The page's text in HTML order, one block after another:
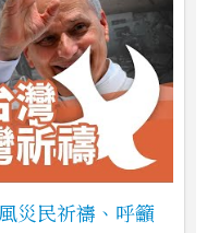
災民祈禱、呼籲